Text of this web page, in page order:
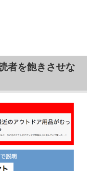
者を飽きさせな